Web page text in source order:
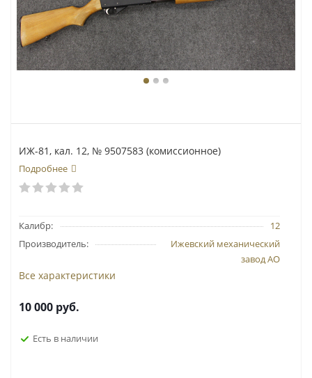
ИЖ-81, кал. 12, № 9507583 (комиссионное)
Подробнее
Калибр:
12
Производитель:
Ижевский механический
завод АО
Все характеристики
10 000 руб.
Есть в наличии